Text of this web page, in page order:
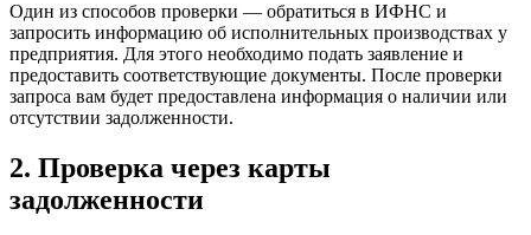
Один из способов проверки — обратиться в ИФНС и
запросить информацию об исполнительных производствах у
предприятия. Для этого необходимо подать заявление и
предоставить соответствующие документы. После проверки
запроса вам будет предоставлена информация о наличии или
отсутствии задолженности.
2. Проверка через карты
задолженности